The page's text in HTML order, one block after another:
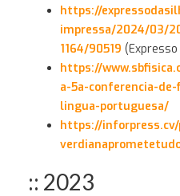
https://
impressa/2024/03/
1164/90519
https://
a-5a-conferencia-
lingua-portuguesa/
https://
:: 2023